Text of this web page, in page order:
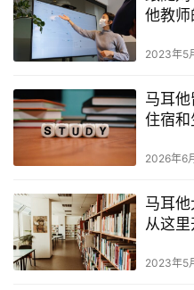
他教
2023年5
马耳他
住宿和
2026年6
马耳
从这
2023年5